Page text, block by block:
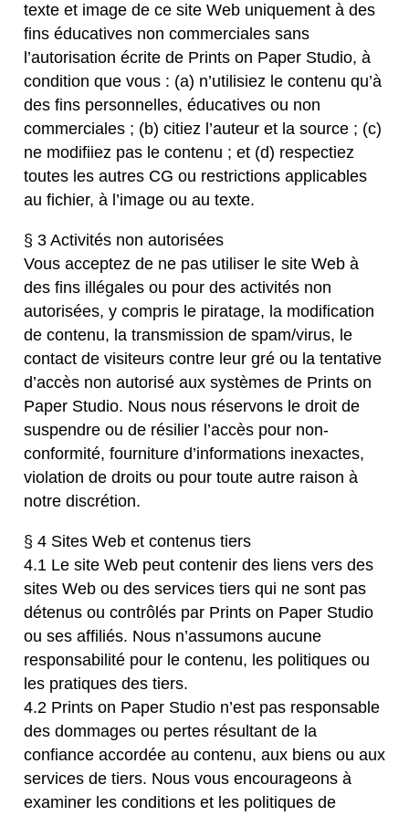
texte et image de ce site Web uniquement à des
fins éducatives non commerciales sans
l’autorisation écrite de Prints on Paper Studio, à
condition que vous : (a) n’utilisiez le contenu qu’à
des fins personnelles, éducatives ou non
commerciales ; (b) citiez l’auteur et la source ; (c)
ne modifiiez pas le contenu ; et (d) respectiez
toutes les autres CG ou restrictions applicables
au fichier, à l’image ou au texte.
§ 3 Activités non autorisées
Vous acceptez de ne pas utiliser le site Web à
des fins illégales ou pour des activités non
autorisées, y compris le piratage, la modification
de contenu, la transmission de spam/virus, le
contact de visiteurs contre leur gré ou la tentative
d’accès non autorisé aux systèmes de Prints on
Paper Studio. Nous nous réservons le droit de
suspendre ou de résilier l’accès pour non-
conformité, fourniture d’informations inexactes,
violation de droits ou pour toute autre raison à
notre discrétion.
§ 4 Sites Web et contenus tiers
4.1 Le site Web peut contenir des liens vers des
sites Web ou des services tiers qui ne sont pas
détenus ou contrôlés par Prints on Paper Studio
ou ses affiliés. Nous n’assumons aucune
responsabilité pour le contenu, les politiques ou
les pratiques des tiers.
4.2 Prints on Paper Studio n’est pas responsable
des dommages ou pertes résultant de la
confiance accordée au contenu, aux biens ou aux
services de tiers. Nous vous encourageons à
examiner les conditions et les politiques de